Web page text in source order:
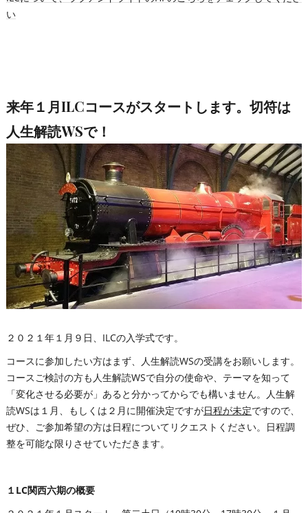
い
来年１月ILCコースがスタートします。切符は
人生解読WSで！
２０２１年１月９日、ILCの入学式です。
コースに参加したい方はまず、人生解読WSの受講をお願いします。
コースご検討の方も人生解読WSで自分の使命や、テーマを知って
「変化させる必要が」あると分かってからでも構いません。人生解
読WSは１月、もしくは２月に開催決定ですが日程が未定ですので、
ぜひ、ご参加希望の方は日程についてリクエストください。日程調
整を可能な限りさせていただきます。
１LC関西六期の概要